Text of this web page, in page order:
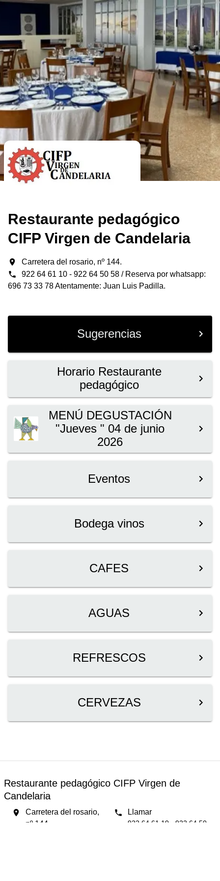
Restaurante pedagógico
CIFP Virgen de Candelaria
Carretera del rosario, nº 144.
922 64 61 10 - 922 64 50 58 / Reserva por whatsapp:
696 73 33 78 Atentamente: Juan Luis Padilla.
Sugerencias
Horario Restaurante
pedagógico
MENÚ DEGUSTACIÓN
"Jueves " 04 de junio
2026
Eventos
Bodega vinos
CAFES
AGUAS
REFRESCOS
CERVEZAS
Restaurante pedagógico CIFP Virgen de
Candelaria
Carretera del rosario,
nº 144.
Llamar
922 64 61 10 - 922 64 50